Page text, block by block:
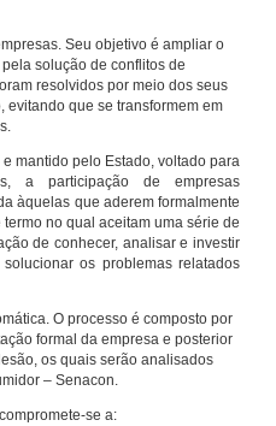
Seu objetivo é ampliar o
solução de conflitos de
resolvidos por meio dos seus
que se transformem em
mantido pelo Estado, voltado para
a participação de empresas
àquelas que aderem formalmente
no qual aceitam uma série de
de conhecer, analisar e investir
os problemas relatados
O processo é composto por
formal da empresa e posterior
os quais serão analisados
– Senacon.
se a: